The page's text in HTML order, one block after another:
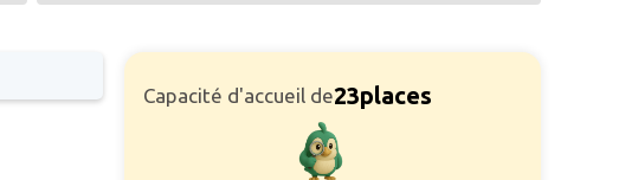
Capacité d'accueil de23places